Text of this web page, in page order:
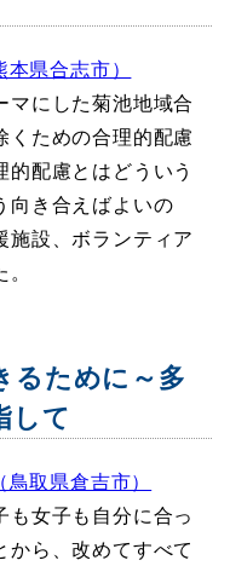
県合志市）
マにした菊池地域合
くための合理的配慮
的配慮とはどういう
向き合えばよいの
施設、ボランティア
るために～多
して
取県倉吉市）
も女子も自分に合っ
から、改めてすべて